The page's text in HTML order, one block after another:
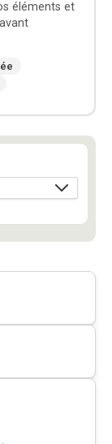
éléments et